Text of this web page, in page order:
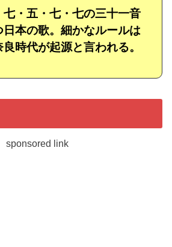
七・五・七・七の三十一音
本の歌。細かなルールは
時代が起源と言われる。
sponsored link